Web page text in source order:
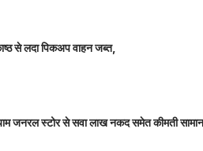
से लदा पिकअप वाहन जब्त,
जनरल स्टोर से सवा लाख नकद समेत कीमती सामान